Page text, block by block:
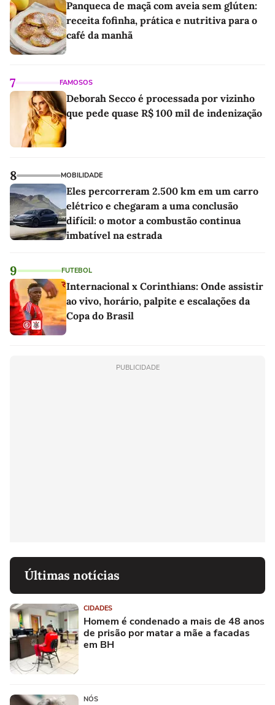
Panqueca de maçã com aveia sem glúten:
receita fofinha, prática e nutritiva para o
café da manhã
7 FAMOSOS
Deborah Secco é processada por vizinho
que pede quase R$ 100 mil de indenização
8 MOBILIDADE
Eles percorreram 2.500 km em um carro
elétrico e chegaram a uma conclusão
difícil: o motor a combustão continua
imbatível na estrada
9 FUTEBOL
Internacional x Corinthians: Onde assistir
ao vivo, horário, palpite e escalações da
Copa do Brasil
PUBLICIDADE
Últimas notícias
CIDADES
Homem é condenado a mais de 48 anos
de prisão por matar a mãe a facadas
em BH
NÓS